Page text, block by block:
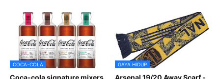
COCA-COLA GAYA HIDUP